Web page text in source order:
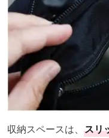
収納スペースは、 スリ